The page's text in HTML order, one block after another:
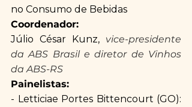
no Consumo de Bebidas
Coordenador:
Júlio César Kunz, vice-presidente
da ABS Brasil e diretor de Vinhos
da ABS-RS
Painelistas: